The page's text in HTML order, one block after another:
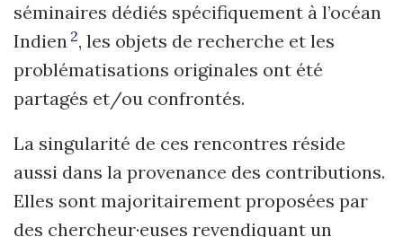
séminaires dédiés spécifiquement à l’océan
Indien 2, les objets de recherche et les
problématisations originales ont été
partagés et/ou confrontés.
La singularité de ces rencontres réside
aussi dans la provenance des contributions.
Elles sont majoritairement proposées par
des chercheur·euses revendiquant un